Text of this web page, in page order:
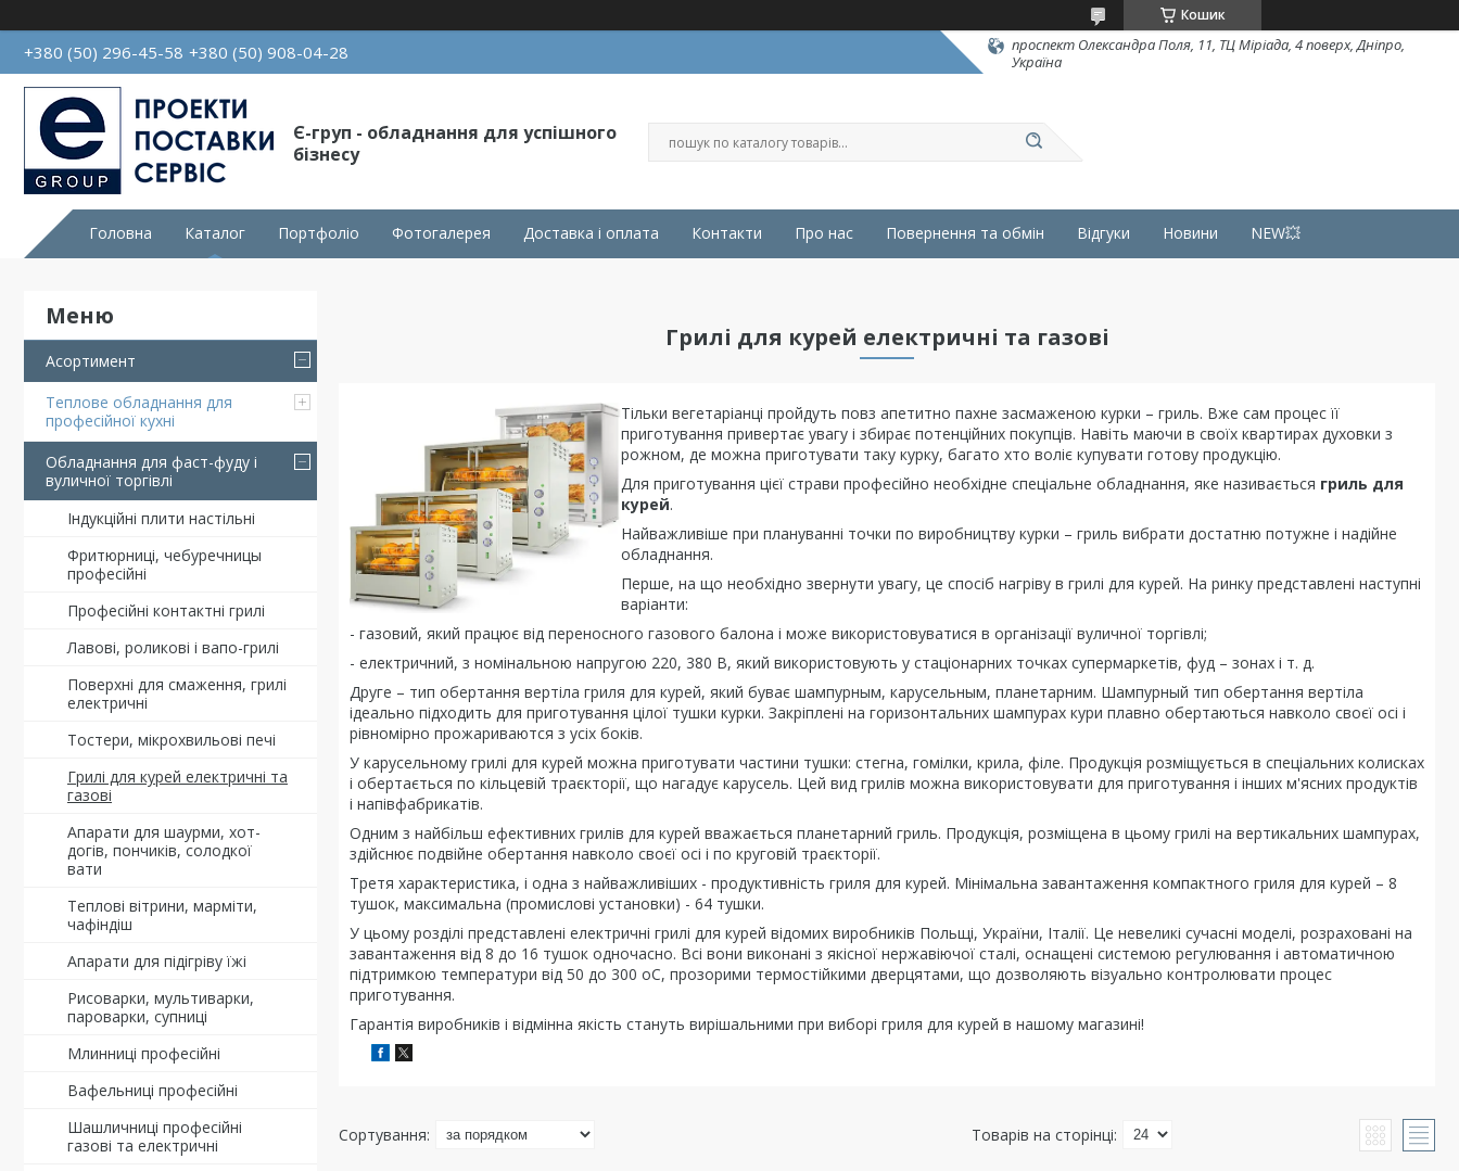
Кошик
+380 (50) 296-45-58 +380 (50) 908-04-28
проспект Олександра Поля, 11, ТЦ Міріада, 4 поверх, Дніпро,
Україна
Є-груп - обладнання для успішного
бізнесу
Головна Каталог Портфоліо Фотогалерея Доставка і оплата Контакти Про нас Повернення та обмін Відгуки Новини NEW💥
Асортимент
Теплове обладнання для
професійної кухні
Обладнання для фаст-фуду і
вуличної торгівлі
Індукційні плити настільні
Фритюрниці, чебуречницы
професійні
Професійні контактні грилі
Лавові, роликові і вапо-грилі
Поверхні для смаження, грилі
електричні
Тостери, мікрохвильові печі
Грилі для курей електричні та
газові
Апарати для шаурми, хот-
догів, пончиків, солодкої
вати
Теплові вітрини, марміти,
чафіндіш
Апарати для підігріву їжі
Рисоварки, мультиварки,
пароварки, супниці
Млинниці професійні
Вафельниці професійні
Шашличниці професійні
газові та електричні
Грилі для курей електричні та газові
Тільки вегетаріанці пройдуть повз апетитно пахне засмаженою курки – гриль. Вже сам процес її
приготування привертає увагу і збирає потенційних покупців. Навіть маючи в своїх квартирах духовки з
рожном, де можна приготувати таку курку, багато хто воліє купувати готову продукцію.
Для приготування цієї страви професійно необхідне спеціальне обладнання, яке називається гриль для
курей.
Найважливіше при плануванні точки по виробництву курки – гриль вибрати достатню потужне і надійне
обладнання.
Перше, на що необхідно звернути увагу, це спосіб нагріву в грилі для курей. На ринку представлені наступні
варіанти:
- газовий, який працює від переносного газового балона і може використовуватися в організації вуличної торгівлі;
- електричний, з номінальною напругою 220, 380 В, який використовують у стаціонарних точках супермаркетів, фуд – зонах і т. д.
Друге – тип обертання вертіла гриля для курей, який буває шампурным, карусельным, планетарним. Шампурный тип обертання вертіла
ідеально підходить для приготування цілої тушки курки. Закріплені на горизонтальних шампурах кури плавно обертаються навколо своєї осі і
рівномірно прожариваются з усіх боків.
У карусельному грилі для курей можна приготувати частини тушки: стегна, гомілки, крила, філе. Продукція розміщується в спеціальних колисках
і обертається по кільцевій траєкторії, що нагадує карусель. Цей вид грилів можна використовувати для приготування і інших м'ясних продуктів
і напівфабрикатів.
Одним з найбільш ефективних грилів для курей вважається планетарний гриль. Продукція, розміщена в цьому грилі на вертикальних шампурах,
здійснює подвійне обертання навколо своєї осі і по круговій траєкторії.
Третя характеристика, і одна з найважливіших - продуктивність гриля для курей. Мінімальна завантаження компактного гриля для курей – 8
тушок, максимальна (промислові установки) - 64 тушки.
У цьому розділі представлені електричні грилі для курей відомих виробників Польщі, України, Італії. Це невеликі сучасні моделі, розраховані на
завантаження від 8 до 16 тушок одночасно. Всі вони виконані з якісної нержавіючої сталі, оснащені системою регулювання і автоматичною
підтримкою температури від 50 до 300 оС, прозорими термостійкими дверцятами, що дозволяють візуально контролювати процес
приготування.
Гарантія виробників і відмінна якість стануть вирішальними при виборі гриля для курей в нашому магазині!